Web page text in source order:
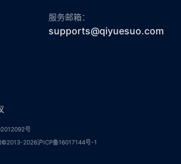
服务邮箱：
supports@qiyuesuo.com
号
©2013-2026沪ICP备16017144号-1